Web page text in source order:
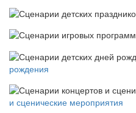
рождения
и сценические мероприятия